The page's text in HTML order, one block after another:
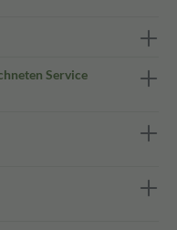
Service